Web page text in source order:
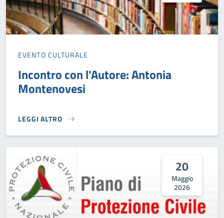
EVENTO CULTURALE
Incontro con l'Autore: Antonia
Montenovesi
LEGGI ALTRO
INCONTRO CON L'AUTORE: ANTONIA MONTENOVESI}
20
Maggio
2026